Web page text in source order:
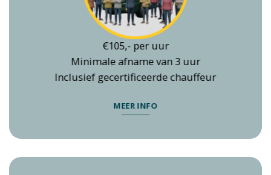
€105,- per uur
Minimale afname van 3 uur
Inclusief gecertificeerde chauffeur
MEER INFO